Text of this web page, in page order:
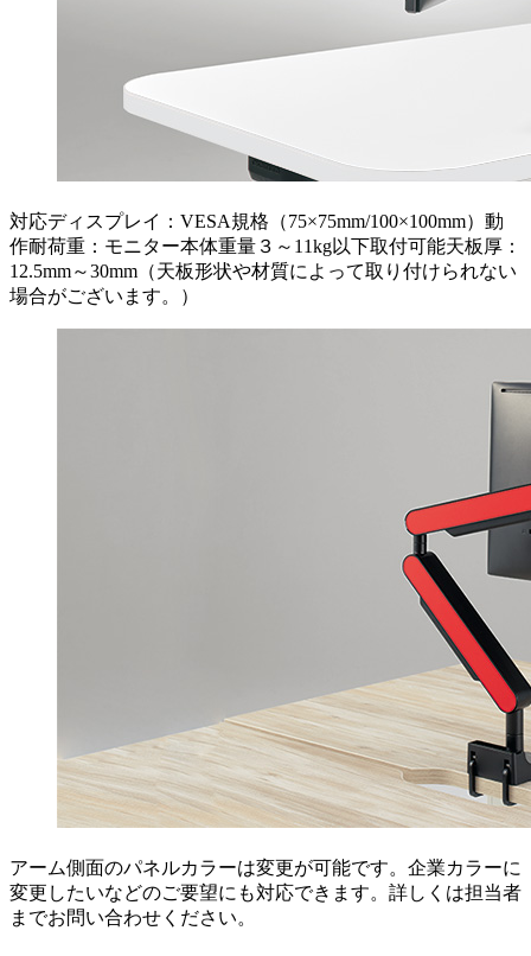
対応ディスプレイ：VESA規格（75×75mm/100×100mm）動
作耐荷重：モニター本体重量３～11kg以下取付可能天板厚：
12.5mm～30mm（天板形状や材質によって取り付けられない
場合がございます。）
アーム側面のパネルカラーは変更が可能です。企業カラーに
変更したいなどのご要望にも対応できます。詳しくは担当者
までお問い合わせください。